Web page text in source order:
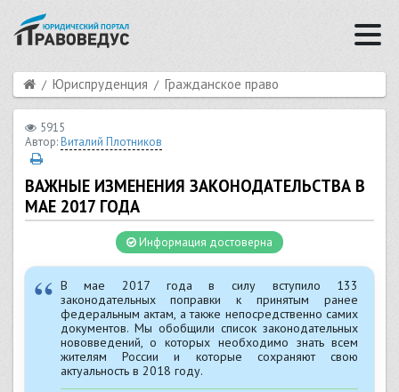
Юриспруденция Гражданское право
5915
Автор:Виталий Плотников
ВАЖНЫЕ ИЗМЕНЕНИЯ ЗАКОНОДАТЕЛЬСТВА В
МАЕ 2017 ГОДА
Информация достоверна
В мае 2017 года в силу вступило 133
законодательных поправки к принятым ранее
федеральным актам, а также непосредственно самих
документов. Мы обобщили список законодательных
нововведений, о которых необходимо знать всем
жителям России и которые сохраняют свою
актуальность в 2018 году.